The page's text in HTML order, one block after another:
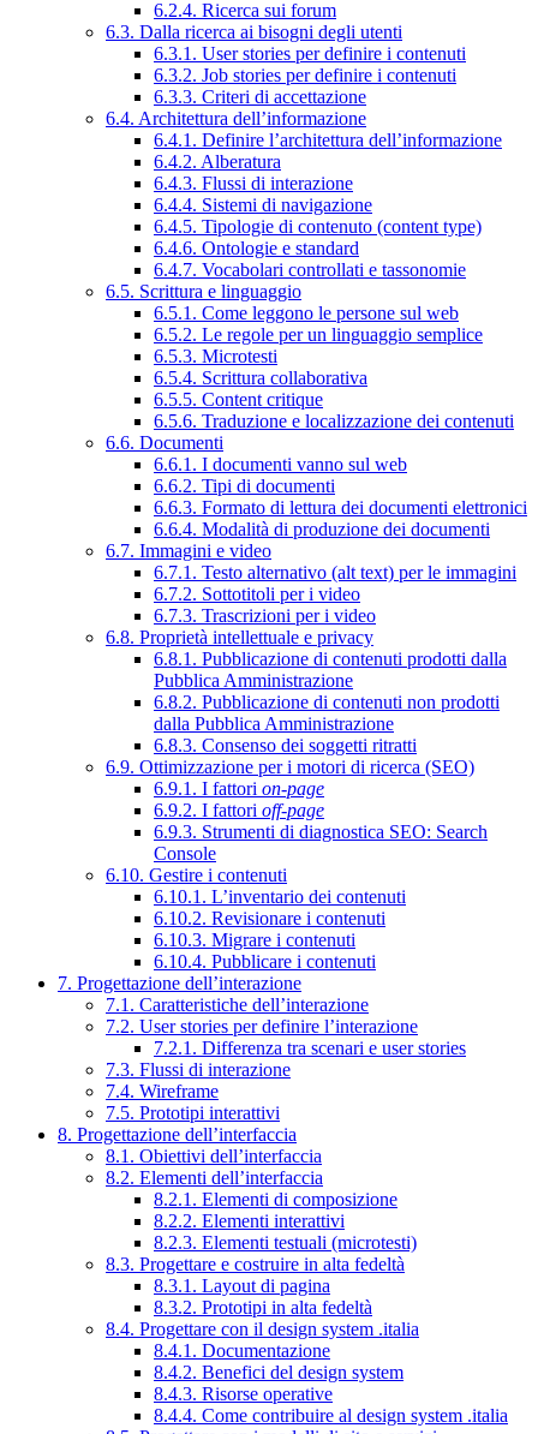
6.2.4. Ricerca sui forum
6.3. Dalla ricerca ai bisogni degli utenti
6.3.1. User stories per definire i contenuti
6.3.2. Job stories per definire i contenuti
6.3.3. Criteri di accettazione
6.4. Architettura dell’informazione
6.4.1. Definire l’architettura dell’informazione
6.4.2. Alberatura
6.4.3. Flussi di interazione
6.4.4. Sistemi di navigazione
6.4.5. Tipologie di contenuto (content type)
6.4.6. Ontologie e standard
6.4.7. Vocabolari controllati e tassonomie
6.5. Scrittura e linguaggio
6.5.1. Come leggono le persone sul web
6.5.2. Le regole per un linguaggio semplice
6.5.3. Microtesti
6.5.4. Scrittura collaborativa
6.5.5. Content critique
6.5.6. Traduzione e localizzazione dei contenuti
6.6. Documenti
6.6.1. I documenti vanno sul web
6.6.2. Tipi di documenti
6.6.3. Formato di lettura dei documenti elettronici
6.6.4. Modalità di produzione dei documenti
6.7. Immagini e video
6.7.1. Testo alternativo (alt text) per le immagini
6.7.2. Sottotitoli per i video
6.7.3. Trascrizioni per i video
6.8. Proprietà intellettuale e privacy
6.8.1. Pubblicazione di contenuti prodotti dalla
Pubblica Amministrazione
6.8.2. Pubblicazione di contenuti non prodotti
dalla Pubblica Amministrazione
6.8.3. Consenso dei soggetti ritratti
6.9. Ottimizzazione per i motori di ricerca (SEO)
6.9.1. I fattori on-page
6.9.2. I fattori off-page
6.9.3. Strumenti di diagnostica SEO: Search
Console
6.10. Gestire i contenuti
6.10.1. L’inventario dei contenuti
6.10.2. Revisionare i contenuti
6.10.3. Migrare i contenuti
6.10.4. Pubblicare i contenuti
7. Progettazione dell’interazione
7.1. Caratteristiche dell’interazione
7.2. User stories per definire l’interazione
7.2.1. Differenza tra scenari e user stories
7.3. Flussi di interazione
7.4. Wireframe
7.5. Prototipi interattivi
8. Progettazione dell’interfaccia
8.1. Obiettivi dell’interfaccia
8.2. Elementi dell’interfaccia
8.2.1. Elementi di composizione
8.2.2. Elementi interattivi
8.2.3. Elementi testuali (microtesti)
8.3. Progettare e costruire in alta fedeltà
8.3.1. Layout di pagina
8.3.2. Prototipi in alta fedeltà
8.4. Progettare con il design system .italia
8.4.1. Documentazione
8.4.2. Benefici del design system
8.4.3. Risorse operative
8.4.4. Come contribuire al design system .italia